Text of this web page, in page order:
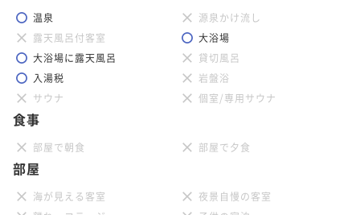
温泉
源泉かけ流し
露天風呂付客室
大浴場
大浴場に露天風呂
貸切風呂
入湯税
岩盤浴
サウナ
個室/専用サウナ
食事
部屋で朝食 部屋で夕食
部屋
海が見える客室
夜景自慢の客室